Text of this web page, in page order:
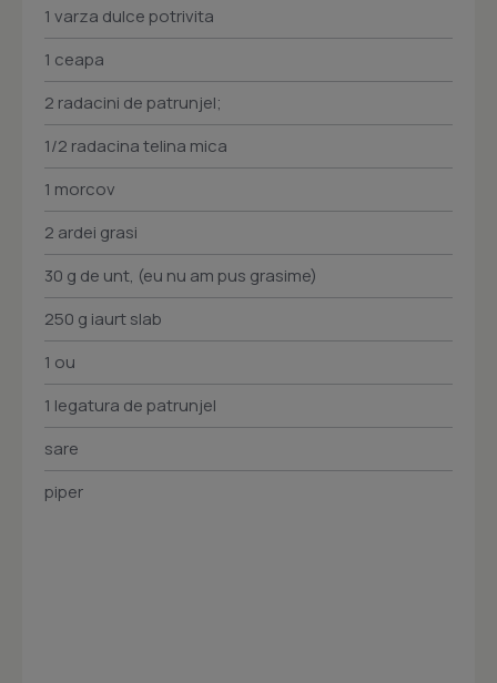
1 varza dulce potrivita
1 ceapa
2 radacini de patrunjel;
1/2 radacina telina mica
1 morcov
2 ardei grasi
30 g de unt, (eu nu am pus grasime)
250 g iaurt slab
1 ou
1 legatura de patrunjel
sare
piper